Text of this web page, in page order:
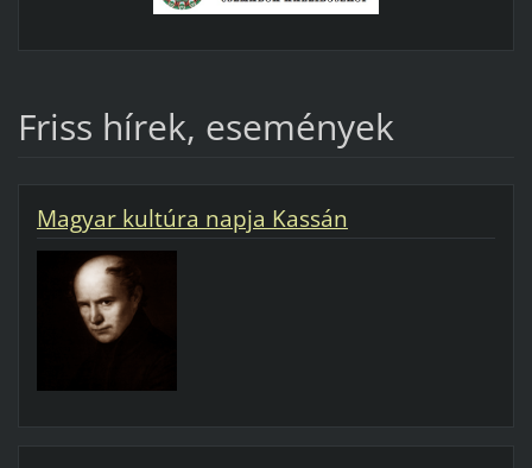
Friss hírek, események
Magyar kultúra napja Kassán